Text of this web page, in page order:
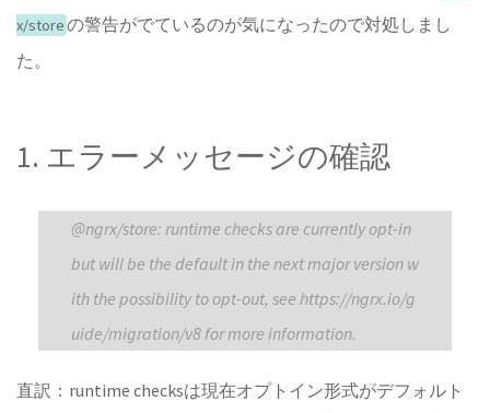
x/storeの警告がでているのが気になったので対処しまし
た。
1. エラーメッセージの確認
@ngrx/store: runtime checks are currently opt-in
but will be the default in the next major version w
ith the possibility to opt-out, see https://ngrx.io/g
uide/migration/v8 for more information.
直訳：runtime checksは現在オプトイン形式がデフォルト